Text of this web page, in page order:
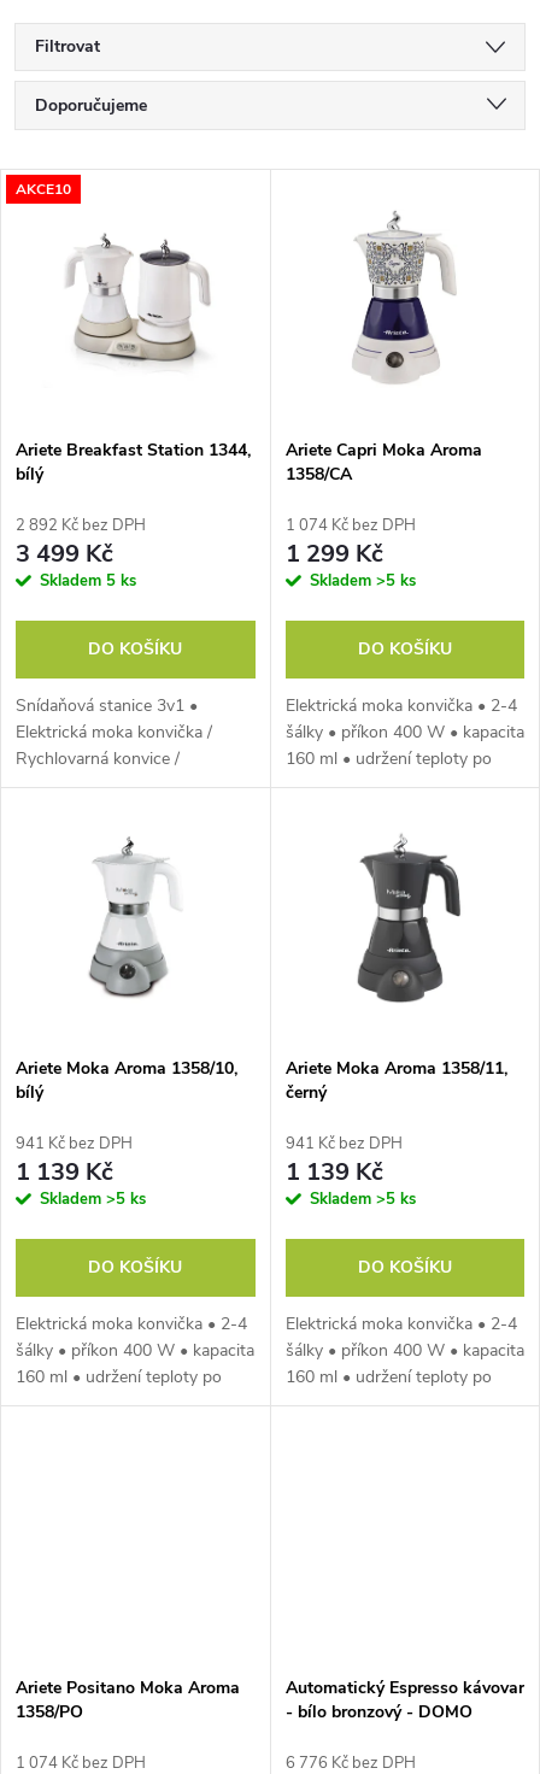
Filtrovat
Ř
a
p
r
o
u
k
Doporučujeme
Nejdražší
Nejprodávanější
Abecedně
V
s
p
r
o
d
u
k
AKCE10
Ariete Breakfast Station 1344,
bílý
2 892 Kč bez DPH
3 499 Kč
Skladem 5 ks
DO KOŠÍKU
Snídaňová stanice 3v1 •
Elektrická moka konvička /
Rychlovarná konvice /
Napěňovač mléka • Příkon: 380
Středový konektor
Ariete Capri Moka Aroma
1358/CA
1 074 Kč bez DPH
1 299 Kč
Skladem >5 ks
DO KOŠÍKU
Elektrická moka konvička • 2-4
šálky • příkon 400 W • kapacita
160 ml • udržení teploty po
dobu 30 minut • izolovaná
Ariete Moka Aroma 1358/10,
bílý
941 Kč bez DPH
1 139 Kč
Skladem >5 ks
DO KOŠÍKU
Elektrická moka konvička • 2-4
šálky • příkon 400 W • kapacita
160 ml • udržení teploty po
dobu 30 minut • izolovaná
Ariete Moka Aroma 1358/11,
černý
941 Kč bez DPH
1 139 Kč
Skladem >5 ks
DO KOŠÍKU
Elektrická moka konvička • 2-4
šálky • příkon 400 W • kapacita
160 ml • udržení teploty po
dobu 30 minut • izolovaná
Ariete Positano Moka Aroma
1358/PO
1 074 Kč bez DPH
Automatický Espresso kávovar
- bílo bronzový - DOMO
LCD displej
6 776 Kč bez DPH